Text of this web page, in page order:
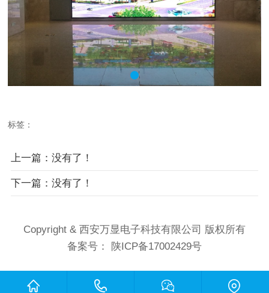
标签：
上一篇：没有了！
下一篇：没有了！
Copyright & 西安万显电子科技有限公司 版权所有
备案号：
陕ICP备17002429号